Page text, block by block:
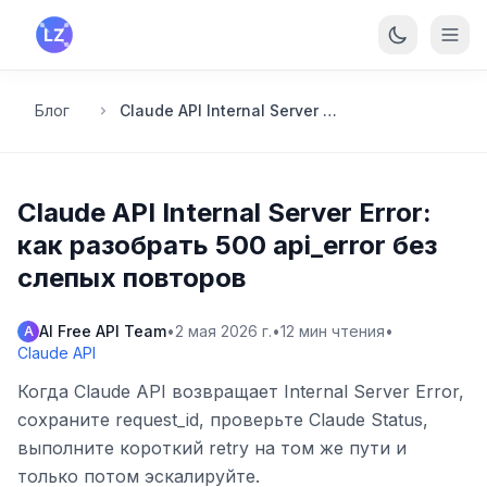
Перейти к основному содержанию
Блог Claude API Internal Server Error: как разобрать 500 api_error без слепых повторов
Claude API Internal Server Error:
как разобрать 500 api_error без
слепых повторов
A AI Free API Team•2 мая 2026 г.•12 мин чтения•
Claude API
Когда Claude API возвращает Internal Server Error,
сохраните request_id, проверьте Claude Status,
выполните короткий retry на том же пути и
только потом эскалируйте.